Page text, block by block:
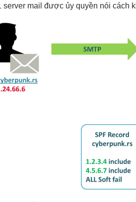
server mail được ủy quyền nói cách